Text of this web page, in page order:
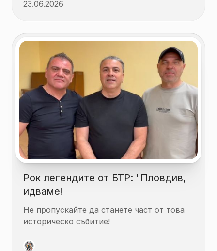
23.06.2026
Рок легендите от БТР: "Пловдив,
идваме!
Не пропускайте да станете част от това
историческо събитие!